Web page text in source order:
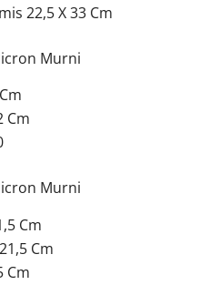
22,5 X 33 Cm
Murni
Cm
Murni
Cm
Cm
Cm